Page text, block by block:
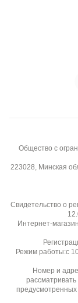
Общество с
223028, Минская
Свидетельство о
Интернет-
Режим работы:с
Номер и
предусмотренных